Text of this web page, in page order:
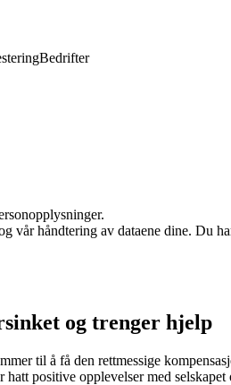
Bedrifter
vår håndtering av dataene dine. Du
og trenger hjelp
til å få den rettmessige
positive opplevelser med